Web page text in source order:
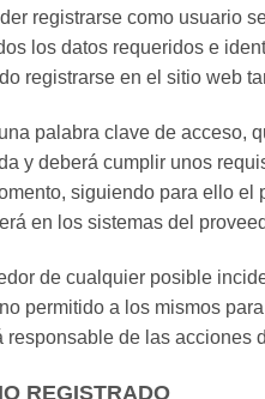
registrarse como usuario
los datos requeridos e
registrarse en el sitio web
palabra clave de acceso,
y deberá cumplir unos
siguiendo para ello
en los sistemas del
de cualquier posible
permitido a los mismos
de las
REGISTRADO